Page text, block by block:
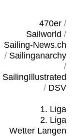
470er/
Sailworld /
Sailing-News.ch
/ Sailinganarchy
/
SailingIllustrated
/ DSV
1. Liga
2. Liga
Wetter Langen